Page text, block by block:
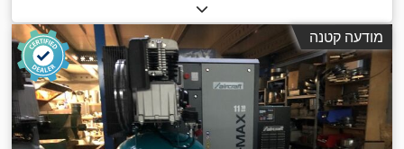
מודעה קטנה